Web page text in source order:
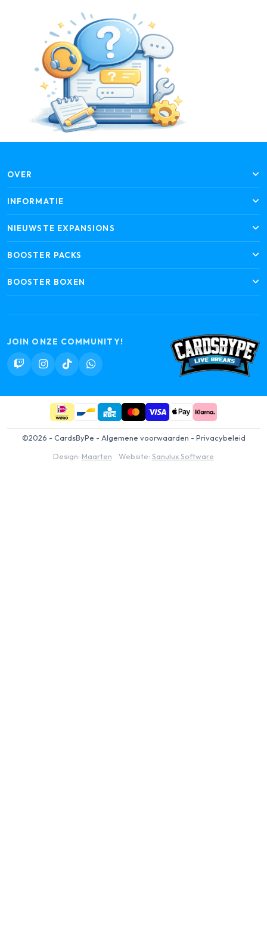
OVER
INFORMATIE
NIEUWSTE EXPANSIONS
BOOSTER PACKS
BOOSTER BOXEN
JOIN ONZE COMMUNITY!
©2026 - CardsByPe - Algemene voorwaarden - Privacybeleid
Design: Maarten Website: Sanulux Software